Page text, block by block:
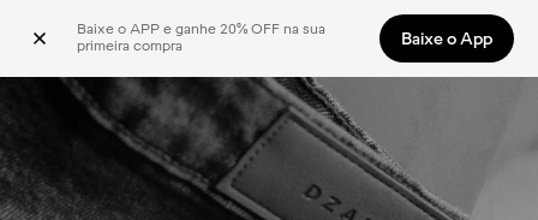
Baixe o APP e ganhe 20% OFF na sua
primeira compra
Baixe o App